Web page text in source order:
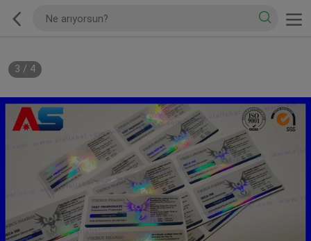
3 / 4